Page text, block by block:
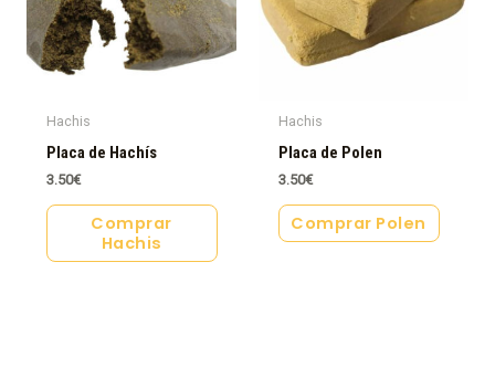
Hachis
Placa de Hachís
3.50€
Comprar
Hachis
Hachis
Placa de Polen
3.50€
Comprar Polen